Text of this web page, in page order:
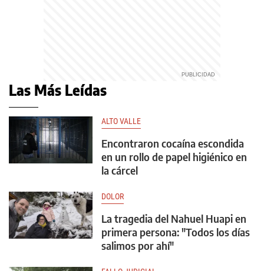
Las Más Leídas
ALTO VALLE
Encontraron cocaína escondida
en un rollo de papel higiénico en
la cárcel
DOLOR
La tragedia del Nahuel Huapi en
primera persona: "Todos los días
salimos por ahí"